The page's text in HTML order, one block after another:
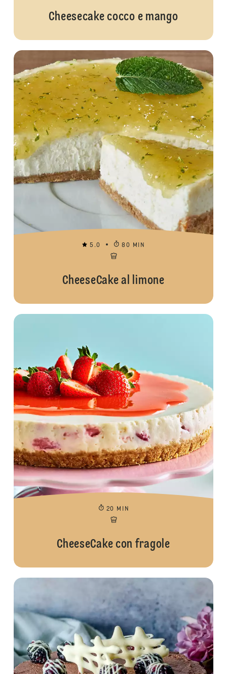
Cheesecake cocco e mango
5.0 80 MIN
CheeseCake al limone
20 MIN
CheeseCake con fragole